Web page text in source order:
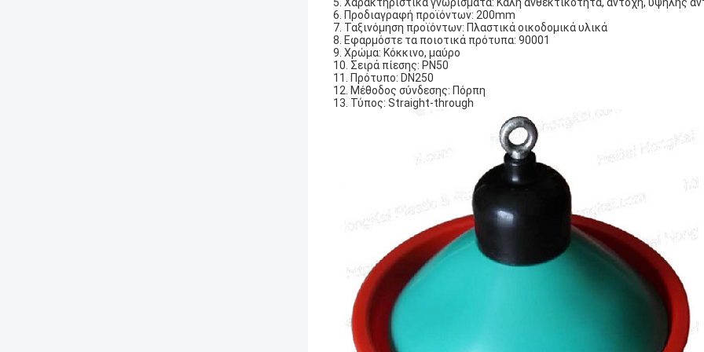
6. Προδιαγραφή προϊόντων: 200mm
7. Ταξινόμηση προϊόντων: Πλαστικά οικοδομικά υλικά
8. Εφαρμόστε τα ποιοτικά πρότυπα: 90001
9. Χρώμα: Κόκκινο, μαύρο
10. Σειρά πίεσης: PN50
11. Πρότυπο: DN250
12. Μέθοδος σύνδεσης: Πόρπη
13. Τύπος: Straight-through